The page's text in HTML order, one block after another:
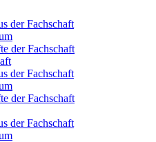
der Fachschaft
der Fachschaft
der Fachschaft
der Fachschaft
der Fachschaft